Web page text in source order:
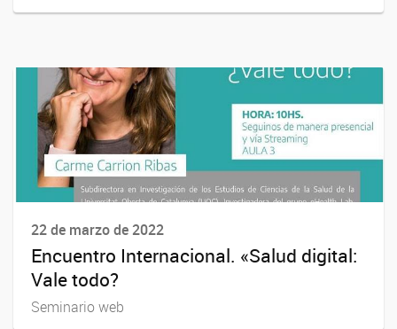
22 de marzo de 2022
Encuentro Internacional. «Salud digital:
Vale todo?
Seminario web